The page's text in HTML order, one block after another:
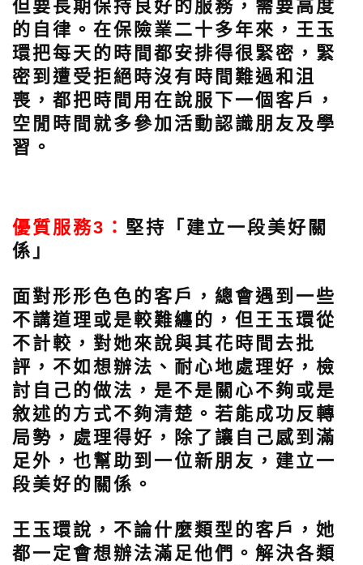
但要長期保持良好的服務，需要高度
的自律。在保險業二十多年來，王玉
環把每天的時間都安排得很緊密，緊
密到遭受拒絕時沒有時間難過和沮
喪，都把時間用在說服下一個客戶，
空閒時間就多參加活動認識朋友及學
習。
優質服務3： 堅持「建立一段美好關
係」
面對形形色色的客戶，總會遇到一些
不講道理或是較難纏的，但王玉環從
不計較，對她來說與其花時間去批
評，不如想辦法、耐心地處理好，檢
討自己的做法，是不是關心不夠或是
敘述的方式不夠清楚。若能成功反轉
局勢，處理得好，除了讓自己感到滿
足外，也幫助到一位新朋友，建立一
段美好的關係。
王玉環說，不論什麼類型的客戶，她
都一定會想辦法滿足他們。解決各類